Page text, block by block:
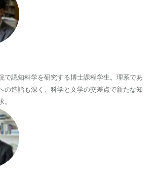
で認知科学を研究する博士課程学生。理系であ
の造詣も深く、科学と文学の交差点で新たな知